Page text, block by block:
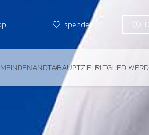
spenden
LANDTAGHAUPTZIELEMITGLIED